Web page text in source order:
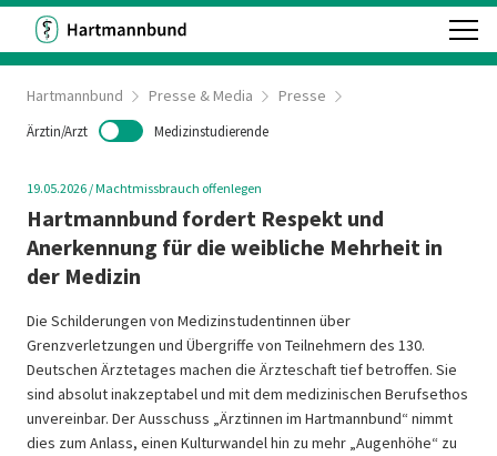
Hartmannbund Presse & Media Presse
Ärztin/Arzt Medizinstudierende
19.05.2026 /Machtmissbrauch offenlegen
Hartmannbund fordert Respekt und
Anerkennung für die weibliche Mehrheit in
der Medizin
Die Schilderungen von Medizinstudentinnen über
Grenzverletzungen und Übergriffe von Teilnehmern des 130.
Deutschen Ärztetages machen die Ärzteschaft tief betroffen. Sie
sind absolut inakzeptabel und mit dem medizinischen Berufsethos
unvereinbar. Der Ausschuss „Ärztinnen im Hartmannbund“ nimmt
dies zum Anlass, einen Kulturwandel hin zu mehr „Augenhöhe“ zu